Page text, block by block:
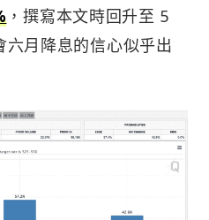
，撰寫本文時回升至 5
月降息的信心似乎出